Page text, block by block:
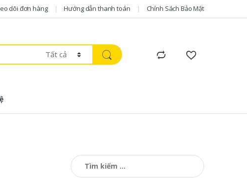
dõi đơn hàng Hướng dẫn thanh toán Chính Sách Bảo Mật
Tìm kiếm cho: